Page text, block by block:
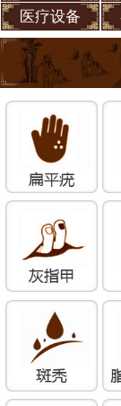
医疗设备